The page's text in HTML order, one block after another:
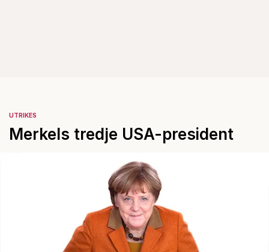
UTRIKES
Merkels tredje USA-president